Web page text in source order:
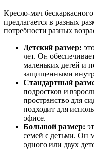
Кресло-мяч
предлагается в разных
потребности разных
Детский размер:
лет. Он
маленьких детей и
защищенными
Стандартный
подростков и
пространство для
подходит для
офисе.
Большой размер:
семей с детьми. Он
одного или двух